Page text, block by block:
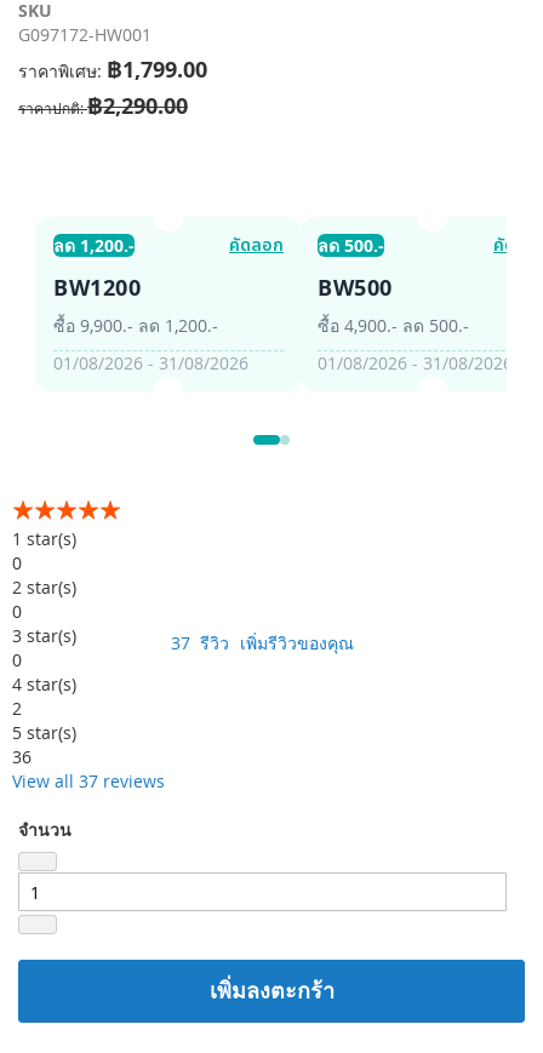
SKU
G097172-HW001
ราคาพิเศษ ฿1,799.00
ราคาปกติ ฿2,290.00
ลด 1,200.- คัดลอก
BW1200
ซื้อ 9,900.- ลด 1,200.-
01/08/2026 - 31/08/2026
ลด 500.- คัดลอ
BW500
ซื้อ 4,900.- ลด 500.-
01/08/2026 - 31/08/2026
อันดับ:
99% of100
1 star(s)
0
2 star(s)
0
3 star(s)
0
4 star(s)
2
5 star(s)
36
View all 37 reviews
37 รีวิว เพิ่มรีวิวของคุณ
จำนวน
เพิ่มลงตะกร้า